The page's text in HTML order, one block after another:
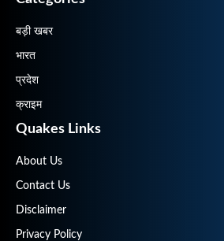
बड़ी खबर
भारत
प्रदेश
क्राइम
Quakes Links
About Us
Contact Us
Disclaimer
Privacy Policy